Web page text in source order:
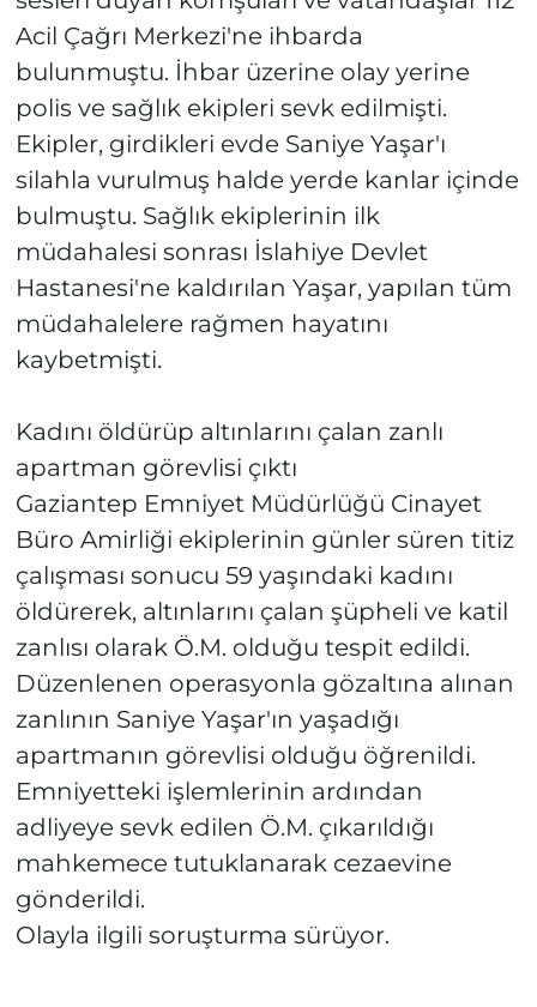
Acil Çağrı Merkezi'ne ihbarda
bulunmuştu. İhbar üzerine olay yerine
polis ve sağlık ekipleri sevk edilmişti.
Ekipler, girdikleri evde Saniye Yaşar'ı
silahla vurulmuş halde yerde kanlar içinde
bulmuştu. Sağlık ekiplerinin ilk
müdahalesi sonrası İslahiye Devlet
Hastanesi'ne kaldırılan Yaşar, yapılan tüm
müdahalelere rağmen hayatını
kaybetmişti.
Kadını öldürüp altınlarını çalan zanlı
apartman görevlisi çıktı
Gaziantep Emniyet Müdürlüğü Cinayet
Büro Amirliği ekiplerinin günler süren titiz
çalışması sonucu 59 yaşındaki kadını
öldürerek, altınlarını çalan şüpheli ve katil
zanlısı olarak Ö.M. olduğu tespit edildi.
Düzenlenen operasyonla gözaltına alınan
zanlının Saniye Yaşar'ın yaşadığı
apartmanın görevlisi olduğu öğrenildi.
Emniyetteki işlemlerinin ardından
adliyeye sevk edilen Ö.M. çıkarıldığı
mahkemece tutuklanarak cezaevine
gönderildi.
Olayla ilgili soruşturma sürüyor.